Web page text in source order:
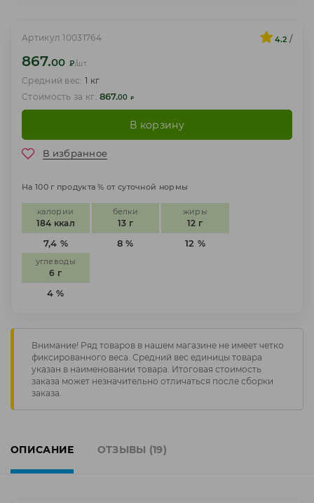
Артикул 10031764 4.2 /
867.00 ₽/шт
Средний вес: 1 кг
Стоимость за кг:867.00 ₽
В корзину
В избранное
На 100 г продукта % от суточной нормы
калории
184 ккал
7,4 %
белки
13 г
8 %
жиры
12 г
12 %
углеводы
6 г
4 %
Внимание! Ряд товаров в нашем магазине не имеет четко
фиксированного веса. Средний вес единицы товара
указан в наименовании товара. Итоговая стоимость
заказа может незначительно отличаться после сборки
заказа.
ОПИСАНИЕ ОТЗЫВЫ (19)